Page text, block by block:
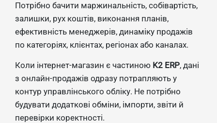
Потрібно бачити маржинальність, собівартість,
залишки, рух коштів, виконання планів,
ефективність менеджерів, динаміку продажів
по категоріях, клієнтах, регіонах або каналах.
Коли інтернет-магазин є частиною K2 ERP, дані
з онлайн-продажів одразу потрапляють у
контур управлінського обліку. Не потрібно
будувати додаткові обміни, імпорти, звіти й
перевірки коректності.